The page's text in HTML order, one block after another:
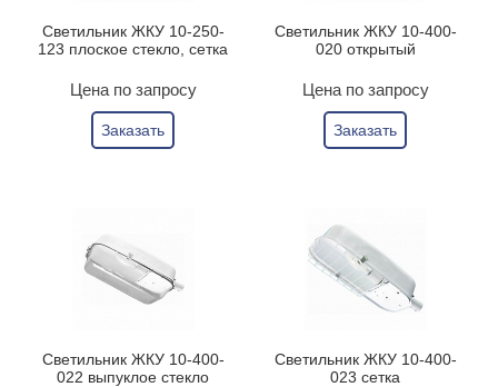
Светильник ЖКУ 10-250-
123 плоское стекло, сетка
Цена по запросу
Заказать
Светильник ЖКУ 10-400-
020 открытый
Цена по запросу
Заказать
Светильник ЖКУ 10-400-
022 выпуклое стекло
Светильник ЖКУ 10-400-
023 сетка